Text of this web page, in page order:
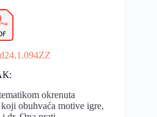
okrenuta
obuhvaća motive igre,